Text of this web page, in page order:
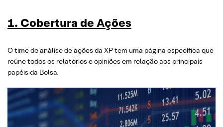
1. Cobertura de Ações
O time de análise de ações da XP tem uma página específica que
reúne todos os relatórios e opiniões em relação aos principais
papéis da Bolsa.